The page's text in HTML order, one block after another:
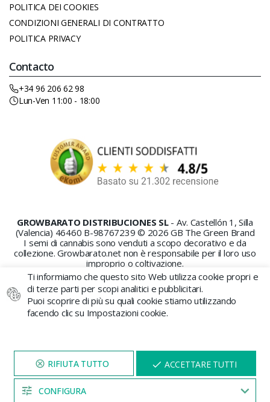
POLITICA DEI COOKIES
CONDIZIONI GENERALI DI CONTRATTO
POLITICA PRIVACY
Contacto
+34 96 206 62 98
Lun-Ven 11:00 - 18:00
GROWBARATO DISTRIBUCIONES SL - Av. Castellón 1, Silla
(Valencia) 46460 B-98767239 © 2026 GB The Green Brand
I semi di cannabis sono venduti a scopo decorativo e da
collezione. Growbarato.net non è responsabile per il loro uso
improprio o coltivazione.
Ti informiamo che questo sito Web utilizza cookie propri e
di terze parti per scopi analitici e pubblicitari.
Puoi scoprire di più su quali cookie stiamo utilizzando
facendo clic su Impostazioni cookie.
CONFIGURA
ACCETTARE TUTTI
VISITA IL NOSTRO SITO
PER 5 MINUTI E QUI
APPARIRÀ UNOSCONTO